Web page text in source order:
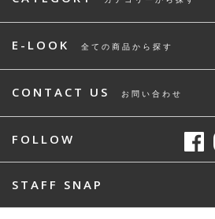
E-LOOK 全ての商品から探す
CONTACT US お問い合わせ
FOLLOW
STAFF SNAP